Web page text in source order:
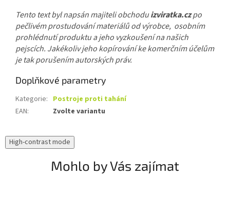
Tento text byl napsán majiteli obchoduizviratka.czpo
pečlivém prostudování materiálů od výrobce, osobním
prohlédnutí produktu a jeho vyzkoušení na našich
pejscích. Jakékoliv jeho kopírování ke komerčním účelům
je tak porušením autorských práv.
Doplňkové parametry
Kategorie: Postroje proti tahání
EAN: Zvolte variantu
High-contrast mode
Mohlo by Vás zajímat